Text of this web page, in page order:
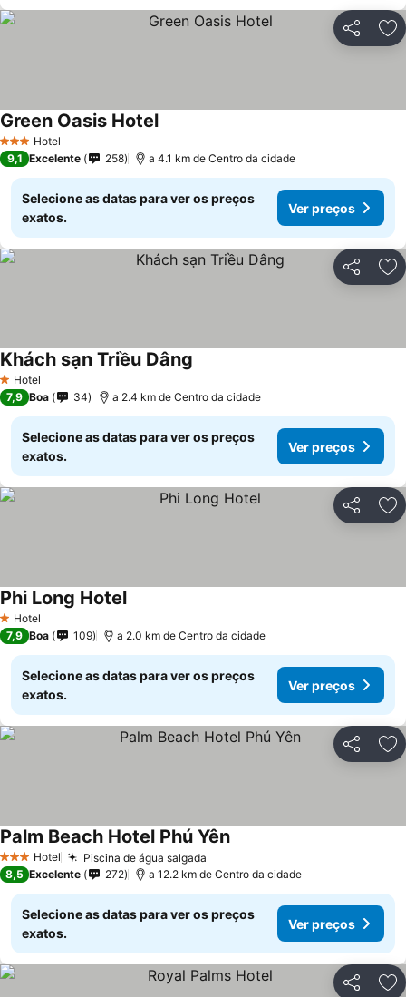
Partilhar
3 EstrelasHotel
Green Oasis Hotel
9,1 Excelente 258 a 4.1 km de Centro da cidade
Selecione as datas para ver os preços
exatos.
Ver preços
Partilhar
1 Estrelas
Hotel
Khách sạn Triều Dâng
7,9 Boa 34 a 2.4 km de Centro da cidade
Selecione as datas para ver os preços
exatos.
Ver preços
Partilhar
1 Estrelas
Hotel
Phi Long Hotel
7,9 Boa 109 a 2.0 km de Centro da cidade
Selecione as datas para ver os preços
exatos.
Ver preços
Partilhar
3 EstrelasHotel Piscina de água salgada
Palm Beach Hotel Phú Yên
8,5 Excelente 272 a 12.2 km de Centro da cidade
Selecione as datas para ver os preços
exatos.
Ver preços
Partilhar